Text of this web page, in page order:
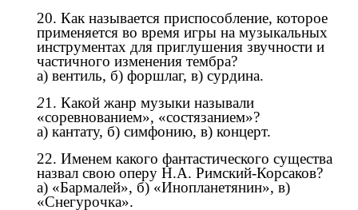
20. Как называется приспособление, которое
применяется во время игры на музыкальных
инструментах для приглушения звучности и
частичного изменения тембра?
а) вентиль, б) форшлаг, в) сурдина.
21. Какой жанр музыки называли
«соревнованием», «состязанием»?
а) кантату, б) симфонию, в) концерт.
22. Именем какого фантастического существа
назвал свою оперу Н.А. Римский-Корсаков?
а) «Бармалей», б) «Инопланетянин», в)
«Снегурочка».